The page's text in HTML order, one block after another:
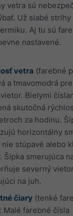
vetra sú
Už slabé
Aj tu sú
nastavené.
vetra (farebné
a tmavomodrá
Bielymi
skutočná
za hodinu.
horizontálny
nie stúpavé alebo
Šípka smerujúca
severný
na juh.
čiary (tenké
Malé farebné čísla